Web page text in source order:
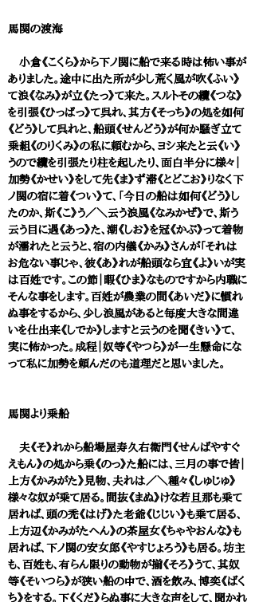
馬関の渡海
小倉《こくら》から下ノ関に船で来る時は怖い事が
ありました。途中に出た所が少し荒く風が吹《ふい》
て浪《なみ》が立《たっ》て来た。スルトその纜《つな》
を引張《ひっぱっ》て呉れ、其方《そっち》の処を如何
《どう》して呉れと、船頭《せんどう》が何か騒ぎ立て
乗組《のりくみ》の私に頼むから、ヨシ来たと云《い》
うので纜を引張たり柱を起したり、面白半分に様々｜
加勢《かせい》をして先《ま》ず滞《とどこお》りなく下
ノ関の宿に着《つい》て、「今日の船は如何《どう》し
たのか、斯《こ》う／＼云う浪風《なみかぜ》で、斯う
云う目に遇《あっ》た、潮《しお》を冠《かぶ》って着物
が濡れたと云うと、宿の内儀《かみ》さんが「それは
お危ない事じゃ、彼《あ》れが船頭なら宜《よ》いが実
は百姓です。この節｜暇《ひま》なものですから内職に
そんな事をします。百姓が農業の間《あいだ》に慣れ
ぬ事をするから、少し浪風があると毎度大きな間違
いを仕出来《しでか》しますと云うのを聞《きい》て、
実に怖かった。成程｜奴等《やつら》が一生懸命にな
って私に加勢を頼んだのも道理だと思いました。
馬関より乗船
夫《そ》れから船場屋寿久右衛門《せんばやすぐ
えもん》の処から乗《のっ》た船には、三月の事で皆｜
上方《かみがた》見物、夫れは／＼種々《しゅじゅ》
様々な奴が乗て居る。間抜《まぬ》けな若旦那も乗て
居れば、頭の禿《はげ》た老爺《じじい》も乗て居る、
上方辺《かみがたへん》の茶屋女《ちゃやおんな》も
居れば、下ノ関の安女郎《やすじょろう》も居る。坊主
も、百姓も、有らん限りの動物が揃《そろ》うて、其奴
等《そいつら》が狭い船の中で、酒を飲み、博奕《ばく
ち》をする。下《くだ》らぬ事に大きな声をして、聞かれ